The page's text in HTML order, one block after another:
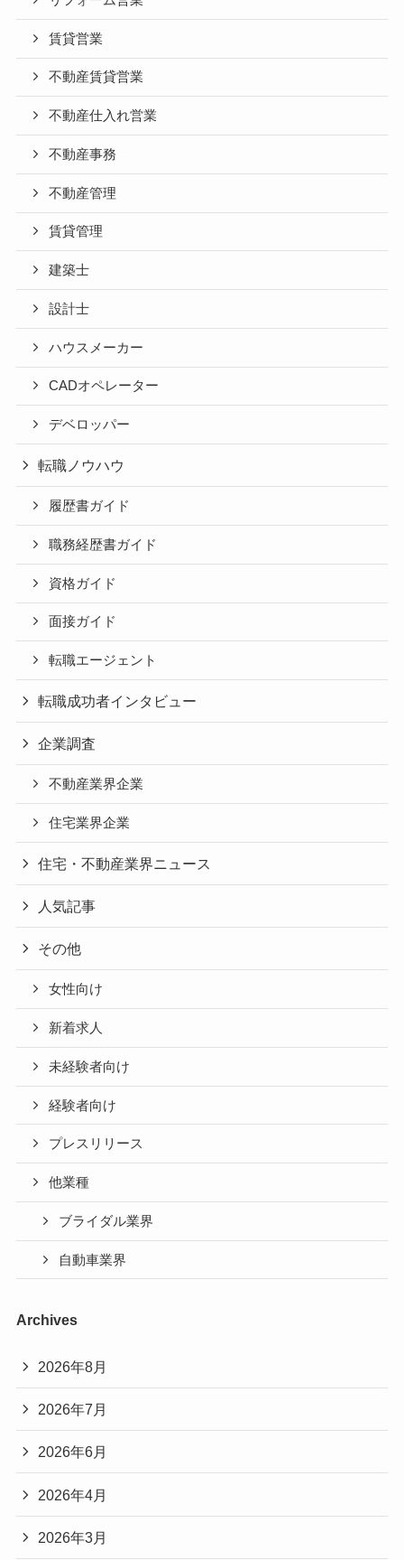
賃貸営業
不動産賃貸営業
不動産仕入れ営業
不動産事務
不動産管理
賃貸管理
建築士
設計士
ハウスメーカー
CADオペレーター
デベロッパー
転職ノウハウ
履歴書ガイド
職務経歴書ガイド
資格ガイド
面接ガイド
転職エージェント
転職成功者インタビュー
企業調査
不動産業界企業
住宅業界企業
住宅・不動産業界ニュース
人気記事
その他
女性向け
新着求人
未経験者向け
経験者向け
プレスリリース
他業種
ブライダル業界
自動車業界
Archives
2026年8月
2026年7月
2026年6月
2026年4月
2026年3月